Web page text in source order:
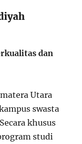
dan
Utara
swasta
khusus
studi